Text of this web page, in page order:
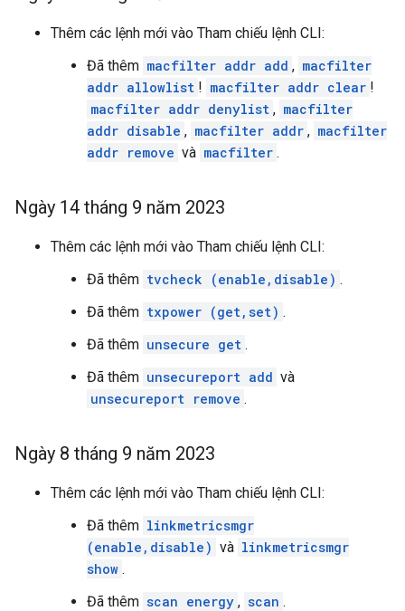
Thêm các lệnh mới vào Tham chiếu lệnh CLI:
Đã thêm macfilter addr add , macfilter
addr allowlist ! macfilter addr clear !
macfilter addr denylist , macfilter
addr disable , macfilter addr , macfilter
addr remove và macfilter .
Ngày 14 tháng 9 năm 2023
Thêm các lệnh mới vào Tham chiếu lệnh CLI:
Đã thêm tvcheck (enable,disable) .
Đã thêm txpower (get,set) .
Đã thêm unsecure get .
Đã thêm unsecureport add và
unsecureport remove .
Ngày 8 tháng 9 năm 2023
Thêm các lệnh mới vào Tham chiếu lệnh CLI:
Đã thêm linkmetricsmgr
(enable,disable) và linkmetricsmgr
show .
Đã thêm scan energy , scan .